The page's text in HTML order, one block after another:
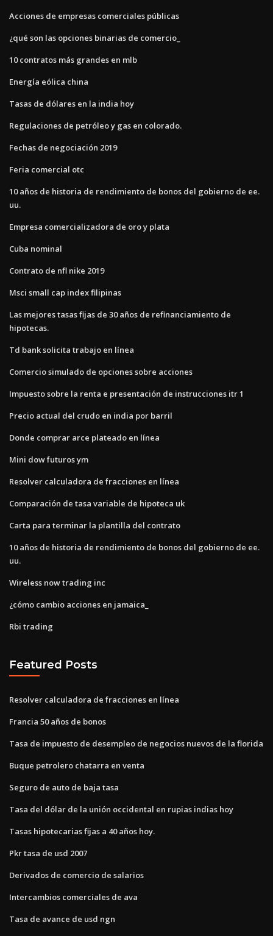
Acciones de empresas comerciales públicas
¿qué son las opciones binarias de comercio_
10 contratos más grandes en mlb
Energía eólica china
Tasas de dólares en la india hoy
Regulaciones de petróleo y gas en colorado.
Fechas de negociación 2019
Feria comercial otc
10 años de historia de rendimiento de bonos del gobierno de ee.
uu.
Empresa comercializadora de oro y plata
Cuba nominal
Contrato de nfl nike 2019
Msci small cap index filipinas
Las mejores tasas fijas de 30 años de refinanciamiento de
hipotecas.
Td bank solicita trabajo en línea
Comercio simulado de opciones sobre acciones
Impuesto sobre la renta e presentación de instrucciones itr 1
Precio actual del crudo en india por barril
Donde comprar arce plateado en línea
Mini dow futuros ym
Resolver calculadora de fracciones en línea
Comparación de tasa variable de hipoteca uk
Carta para terminar la plantilla del contrato
10 años de historia de rendimiento de bonos del gobierno de ee.
uu.
Wireless now trading inc
¿cómo cambio acciones en jamaica_
Rbi trading
Featured Posts
Resolver calculadora de fracciones en línea
Francia 50 años de bonos
Tasa de impuesto de desempleo de negocios nuevos de la florida
Buque petrolero chatarra en venta
Seguro de auto de baja tasa
Tasa del dólar de la unión occidental en rupias indias hoy
Tasas hipotecarias fijas a 40 años hoy.
Pkr tasa de usd 2007
Derivados de comercio de salarios
Intercambios comerciales de ava
Tasa de avance de usd ngn